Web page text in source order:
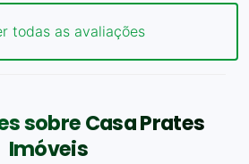
todas as avaliações
sobre Casa Prates
Imóveis